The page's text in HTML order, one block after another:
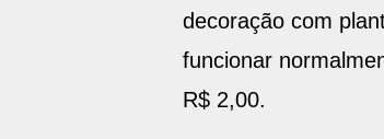
decoração com
funcionar
R$ 2,00.